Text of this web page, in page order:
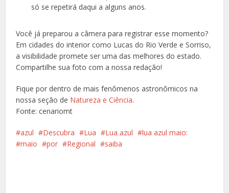
só se repetirá daqui a alguns anos.
Você já preparou a câmera para registrar esse momento?
Em cidades do interior como Lucas do Rio Verde e Sorriso,
a visibilidade promete ser uma das melhores do estado.
Compartilhe sua foto com a nossa redação!
Fique por dentro de mais fenômenos astronômicos na
nossa seção de Natureza e Ciência.
Fonte: cenariomt
azul Descubra Lua Lua azul
lua azul maio:
maio
por Regional saiba